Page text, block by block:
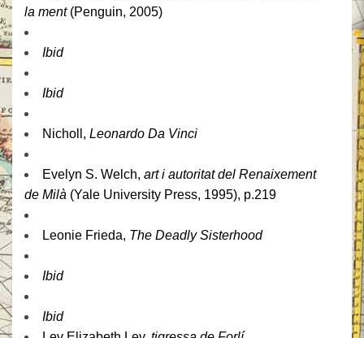
la ment(Penguin, 2005)
Ibid
Ibid
Nicholl, Leonardo Da Vinci
Evelyn S. Welch, art i autoritat del Renaixement
de Milà (Yale University Press, 1995), p.219
Leonie Frieda, The Deadly Sisterhood
Ibid
Ibid